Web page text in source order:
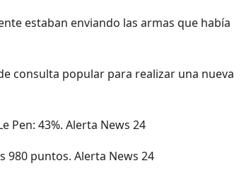
estaban enviando las armas que había
consulta popular para realizar una nueva
Pen: 43%. Alerta News 24
980 puntos. Alerta News 24